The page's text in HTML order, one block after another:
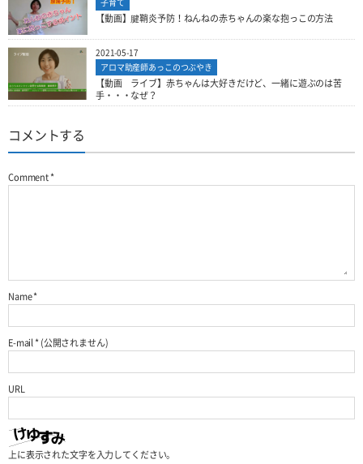
【動画】腱鞘炎予防！ねんねの赤ちゃんの楽な抱っこの方法
2021-05-17
アロマ助産師あっこのつぶやき
【動画 ライブ】赤ちゃんは大好きだけど、一緒に遊ぶのは苦
手・・・なぜ？
コメントする
Comment*
Name*
E-mail*(公開されません)
URL
上に表示された文字を入力してください。